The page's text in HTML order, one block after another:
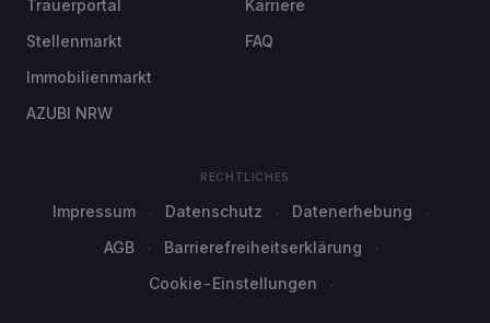
Trauerportal
Stellenmarkt
Immobilienmarkt
AZUBI NRW
Karriere
FAQ
RECHTLICHES
Impressum Datenschutz
Datenerhebung
AGB
Barrierefreiheitserklärung
Cookie-Einstellungen